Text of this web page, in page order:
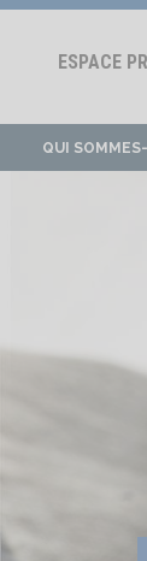
ESPACE
QUI